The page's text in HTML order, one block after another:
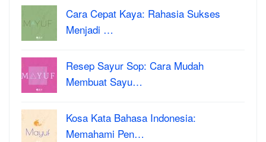
Cara Cepat Kaya: Rahasia Sukses
Menjadi …
Resep Sayur Sop: Cara Mudah
Membuat Sayu…
Kosa Kata Bahasa Indonesia:
Memahami Pen…